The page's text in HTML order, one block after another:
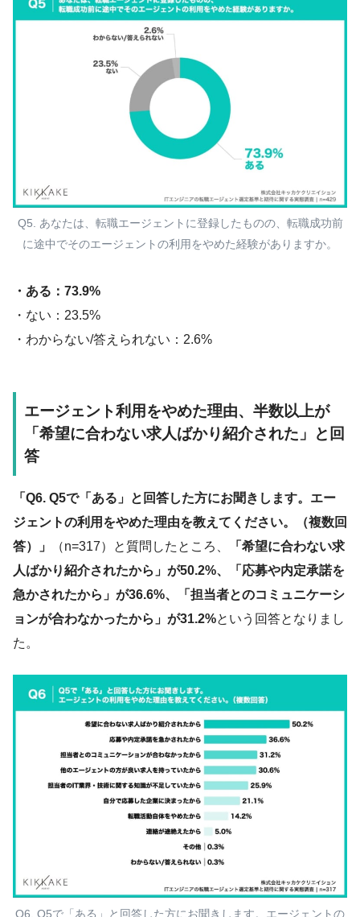
Q5. あなたは、転職エージェントに登録したものの、転職成功前
に途中でそのエージェントの利用をやめた経験がありますか。
・ある：73.9%
・ない：23.5%
・わからない/答えられない：2.6%
エージェント利用をやめた理由、半数以上が
「希望に合わない求人ばかり紹介された」と回
答
「Q6. Q5で「ある」と回答した方にお聞きします。エー
ジェントの利用をやめた理由を教えてください。（複数回
答）」
（n=317）と質問したところ、
「希望に合わない求
人ばかり紹介されたから」が50.2%、「応募や内定承諾を
急かされたから」が36.6%、「担当者とのコミュニケーシ
ョンが合わなかったから」が31.2%という回答となりまし
た。
Q6. Q5で「ある」と回答した方にお聞きします。エージェントの